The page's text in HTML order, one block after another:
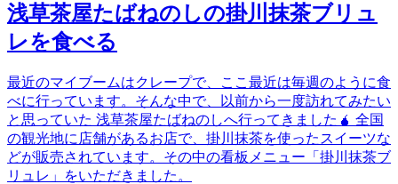
浅草茶屋たばねのしの掛川抹茶ブリュ
レを食べる
最近のマイブームはクレープで、ここ最近は毎週のように食
べに行っています。そんな中で、以前から一度訪れてみたい
と思っていた 浅草茶屋たばねのしへ行ってきました🧉 全国
の観光地に店舗があるお店で、掛川抹茶を使ったスイーツな
どが販売されています。その中の看板メニュー「掛川抹茶ブ
リュレ」をいただきました。